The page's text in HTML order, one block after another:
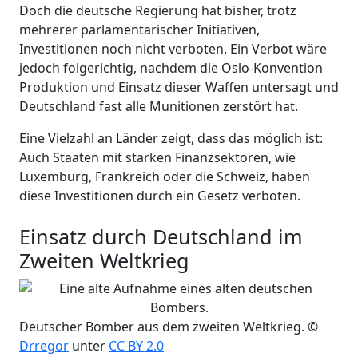
Doch die deutsche Regierung hat bisher, trotz
mehrerer parlamentarischer Initiativen,
Investitionen noch nicht verboten. Ein Verbot wäre
jedoch folgerichtig, nachdem die Oslo-Konvention
Produktion und Einsatz dieser Waffen untersagt und
Deutschland fast alle Munitionen zerstört hat.
Eine Vielzahl an Länder zeigt, dass das möglich ist:
Auch Staaten mit starken Finanzsektoren, wie
Luxemburg, Frankreich oder die Schweiz, haben
diese Investitionen durch ein Gesetz verboten.
Einsatz durch Deutschland im
Zweiten Weltkrieg
Deutscher Bomber aus dem zweiten Weltkrieg. ©
Drregor unter CC BY 2.0